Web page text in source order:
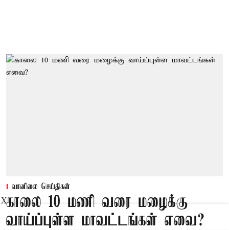
வானிலை செய்திகள்
காலை 10 மணி வரை மழைக்கு
வாய்ப்புள்ள மாவட்டங்கள் எவை?
X